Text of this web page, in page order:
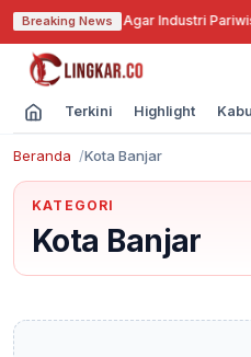
Breaking News
Cari Solusi Agar Industri
Terkini Highlight
Beranda Kota Banjar
KATEGORI
Kota Banjar